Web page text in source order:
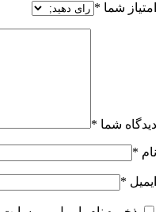
امتیاز شما *
دیدگاه شما *
نام *
ایمیل *